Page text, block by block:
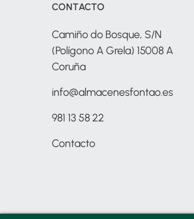
CONTACTO
Camiño do Bosque, S/N
(Polígono A Grela) 15008 A
Coruña
info@almacenesfontao.es
981 13 58 22
Contacto